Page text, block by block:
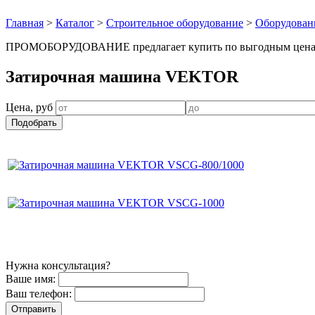
Главная > Каталог > Строительное оборудование >
ПРОМОБОРУДОВАНИЕ предлагает купить по выгодным
Затирочная машина VEKTOR
Цена, руб
Нужна консультация?
Ваше имя:
Ваш телефон: